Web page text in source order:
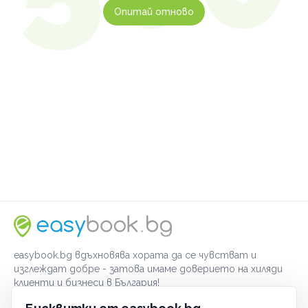
Опитай отново
easybook.bg вдъхновява хората да се чувстват и
изглеждат добре - затова имаме доверието на хиляди
клиенти и бизнеси в България!